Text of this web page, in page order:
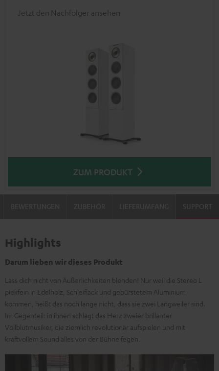
Jetzt den Nachfolger ansehen
ZUM PRODUKT
SUPPORT
Highlights
Darum lieben wir dieses Produkt
Lass dich nicht von Äußerlichkeiten blenden! Nur weil die Stereo L
piekfein in Edelholz, Schleiflack und gebürstetem Aluminium
kommen, heißt das noch lange nicht, dass sie zwei Langweiler sind.
Im Gegenteil: in ihnen schlägt das Herz zweier brillanter
Vollblutmusiker, die ziemlich revolutionär aufspielen und mit
kraftvollem Sound alles von der Bühne fegen.